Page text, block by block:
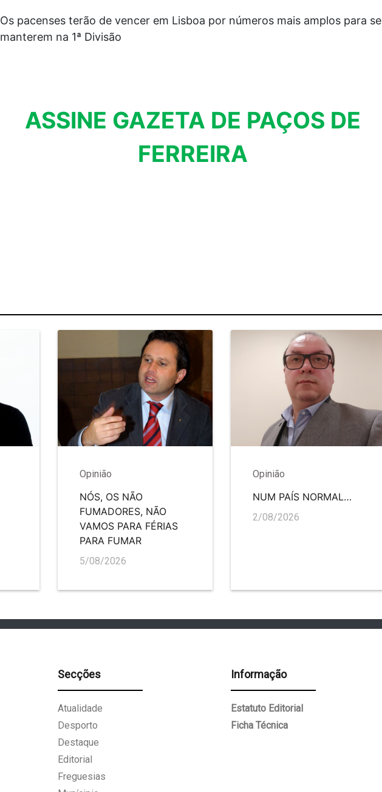
Os pacenses terão de vencer em Lisboa por números mais amplos para se
manterem na 1ª Divisão
ASSINE GAZETA DE PAÇOS DE
FERREIRA
Opinião
NÓS, OS NÃO
FUMADORES, NÃO
VAMOS PARA FÉRIAS
PARA FUMAR
5/08/2026
Opinião
NUM PAÍS NORMAL…
2/08/2026
Secções
Atualidade
Desporto
Destaque
Editorial
Freguesias
Informação
Estatuto Editorial
Ficha Técnica